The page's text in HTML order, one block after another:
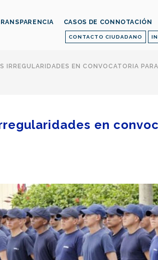
CONTACTO CIUDADANO
CASOS DE CONNOTACIÓN
IRREGULARIDADES EN CONVOCATORIA
en